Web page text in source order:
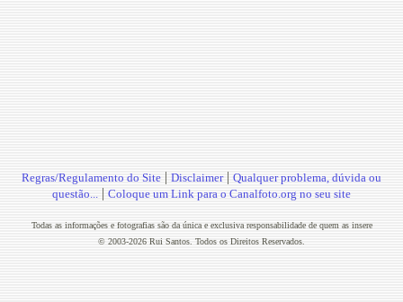
Regras/Regulamento do Site | Disclaimer| Qualquer problema, dúvida ou
questão... | Coloque um Link para o Canalfoto.org no seu site
Todas as informações e fotografias são da única e exclusiva responsabilidade de quem as insere
© 2003-2026 Rui Santos. Todos os Direitos Reservados.